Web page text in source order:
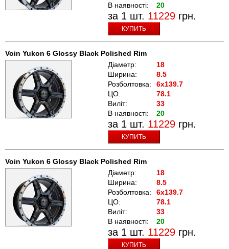
В наявності:
20
за 1 шт. 11229 грн.
КУПИТЬ
Voin Yukon 6 Glossy Black Polished Rim
Діаметр:
18
Ширина:
8.5
Розболтовка:
6x139.7
ЦО:
78.1
Виліт:
33
В наявності:
20
за 1 шт. 11229 грн.
КУПИТЬ
Voin Yukon 6 Glossy Black Polished Rim
Діаметр:
18
Ширина:
8.5
Розболтовка:
6x139.7
ЦО:
78.1
Виліт:
33
В наявності:
20
за 1 шт. 11229 грн.
КУПИТЬ